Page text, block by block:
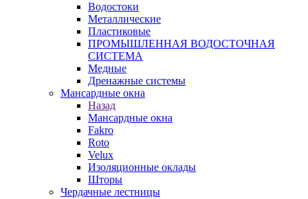
Водостоки
Металлические
Пластиковые
ПРОМЫШЛЕННАЯ ВОДОСТОЧНАЯ
СИСТЕМА
Медные
Дренажные системы
Мансардные окна
Назад
Мансардные окна
Fakro
Roto
Velux
Изоляционные оклады
Шторы
Чердачные лестницы